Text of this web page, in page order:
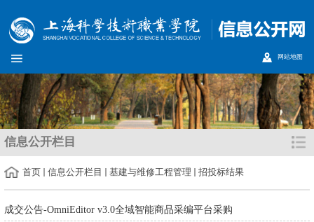
网站地图
信息公开栏目
首页 信息公开栏目 基建与维修工程管理 招投标结果
成交公告-OmniEditor v3.0全域智能商品采编平台采购